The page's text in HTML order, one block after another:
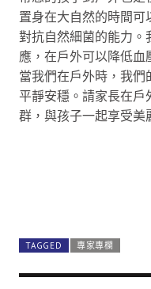
置身在大自然的時間
對抗自然細菌的能力。
應，在戶外可以降低血
當我們在戶外時，我
平靜安穩。請家長在戶
群，與孩子一起享受美
TAGGED 專家專欄